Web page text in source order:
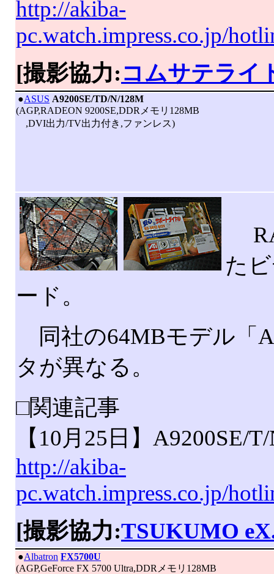
http://akiba-
pc.watch.impress.co.jp/
[撮影協力:コムサテライ
●ASUS A9200SE/TD/N/128M
(AGP,RADEON 9200SE,DDRメモリ128MB
,DVI出力/TV出力付き,ファンレス)
た
ード。
同社の64MBモデル「
タが異なる。
□関連記事
【10月25日】A9200SE/
http://akiba-
pc.watch.impress.co.jp/
[撮影協力:TSUKUMO
●Albatron FX5700U
(AGP,GeForce FX 5700 Ultra,DDRメモリ128MB